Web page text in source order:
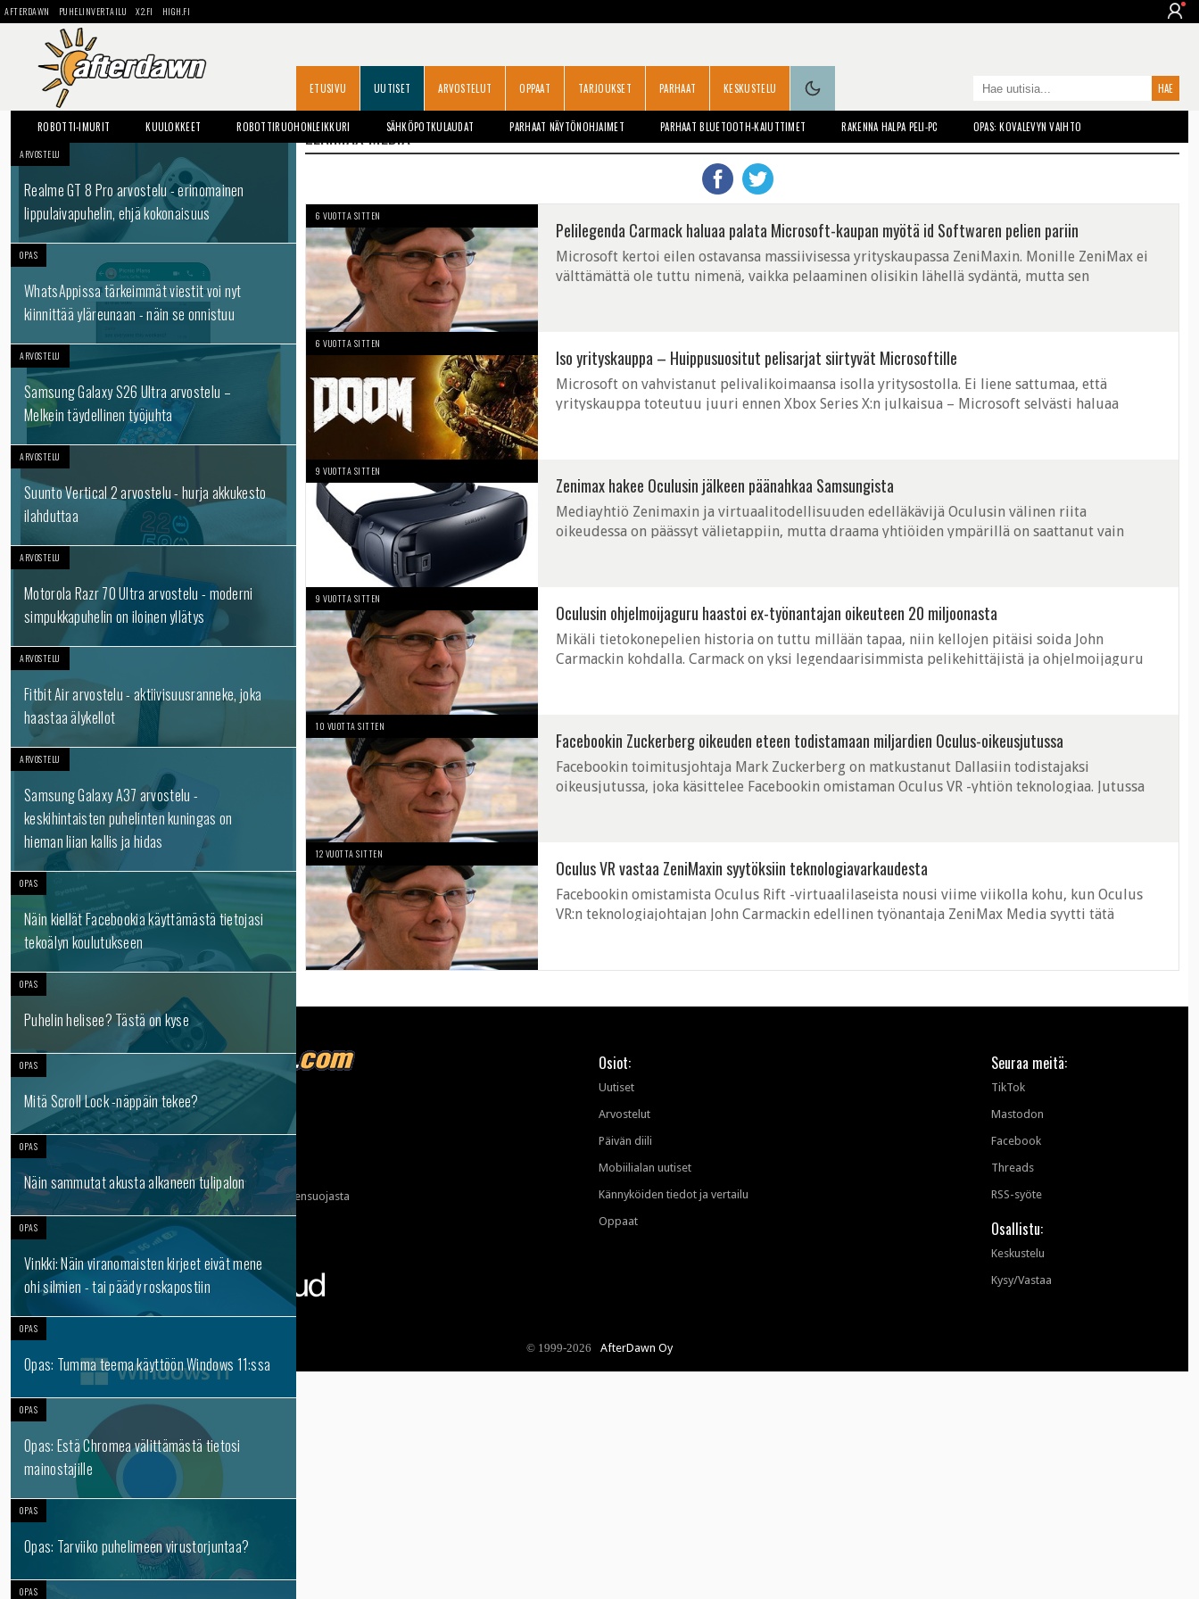
AFTERDAWN PUHELINVERTAILU X2.FI HIGH.FI
ETUSIVU UUTISET ARVOSTELUT OPPAAT TARJOUKSET PARHAAT KESKUSTELU
ROBOTTI-IMURIT KUULOKKEET ROBOTTIRUOHONLEIKKURI SÄHKÖPOTKULAUDAT PARHAAT NÄYTÖNOHJAIMET PARHAAT BLUETOOTH-KAIUTTIMET RAKENNA HALPA PELI-PC OPAS: KOVALEVYN VAIHTO
ARVOSTELU
Realme GT 8 Pro arvostelu - erinomainen
lippulaivapuhelin, ehjä kokonaisuus
OPAS
WhatsAppissa tärkeimmät viestit voi nyt
kiinnittää yläreunaan - näin se onnistuu
ARVOSTELU
Samsung Galaxy S26 Ultra arvostelu –
Melkein täydellinen työjuhta
ARVOSTELU
Suunto Vertical 2 arvostelu - hurja akkukesto
ilahduttaa
ARVOSTELU
Motorola Razr 70 Ultra arvostelu - moderni
simpukkapuhelin on iloinen yllätys
ARVOSTELU
Fitbit Air arvostelu - aktiivisuusranneke, joka
haastaa älykellot
ARVOSTELU
Samsung Galaxy A37 arvostelu -
keskihintaisten puhelinten kuningas on
hieman liian kallis ja hidas
OPAS
Näin kiellät Facebookia käyttämästä tietojasi
tekoälyn koulutukseen
OPAS
Puhelin helisee? Tästä on kyse
OPAS
Mitä Scroll Lock -näppäin tekee?
OPAS
Näin sammutat akusta alkaneen tulipalon
OPAS
Vinkki: Näin viranomaisten kirjeet eivät mene
ohi silmien - tai päädy roskapostiin
OPAS
Opas: Tumma teema käyttöön Windows 11:ssa
OPAS
Opas: Estä Chromea välittämästä tietosi
mainostajille
OPAS
Opas: Tarviiko puhelimeen virustorjuntaa?
OPAS
ZENIMAX MEDIA
6 VUOTTA SITTEN
Pelilegenda Carmack haluaa palata Microsoft-kaupan myötä id Softwaren pelien pariin
Microsoft kertoi eilen ostavansa massiivisessa yrityskaupassa ZeniMaxin. Monille ZeniMax ei
välttämättä ole tuttu nimenä, vaikka pelaaminen olisikin lähellä sydäntä, mutta sen
6 VUOTTA SITTEN
Iso yrityskauppa – Huippusuositut pelisarjat siirtyvät Microsoftille
Microsoft on vahvistanut pelivalikoimaansa isolla yritysostolla. Ei liene sattumaa, että
yrityskauppa toteutuu juuri ennen Xbox Series X:n julkaisua – Microsoft selvästi haluaa
9 VUOTTA SITTEN
Zenimax hakee Oculusin jälkeen päänahkaa Samsungista
Mediayhtiö Zenimaxin ja virtuaalitodellisuuden edelläkävijä Oculusin välinen riita
oikeudessa on päässyt välietappiin, mutta draama yhtiöiden ympärillä on saattanut vain
9 VUOTTA SITTEN
Oculusin ohjelmoijaguru haastoi ex-työnantajan oikeuteen 20 miljoonasta
Mikäli tietokonepelien historia on tuttu millään tapaa, niin kellojen pitäisi soida John
Carmackin kohdalla. Carmack on yksi legendaarisimmista pelikehittäjistä ja ohjelmoijaguru
10 VUOTTA SITTEN
Facebookin Zuckerberg oikeuden eteen todistamaan miljardien Oculus-oikeusjutussa
Facebookin toimitusjohtaja Mark Zuckerberg on matkustanut Dallasiin todistajaksi
oikeusjutussa, joka käsittelee Facebookin omistaman Oculus VR -yhtiön teknologiaa. Jutussa
12 VUOTTA SITTEN
Oculus VR vastaa ZeniMaxin syytöksiin teknologiavarkaudesta
Facebookin omistamista Oculus Rift -virtuaalilaseista nousi viime viikolla kohu, kun Oculus
VR:n teknologiajohtajan John Carmackin edellinen työnantaja ZeniMax Media syytti tätä
Tietoja meistä
Ota yhteyttä
Käyttöehdot ja tietoa yksityisyydensuojasta
Tietosuojaseloste
Yhteydet tarjoaa:
Osiot:
Uutiset
Arvostelut
Päivän diili
Mobiilialan uutiset
Kännyköiden tiedot ja vertailu
Oppaat
Seuraa meitä:
TikTok
Mastodon
Facebook
Threads
RSS-syöte
Osallistu:
Keskustelu
Kysy/Vastaa
© 1999-2026 AfterDawn Oy